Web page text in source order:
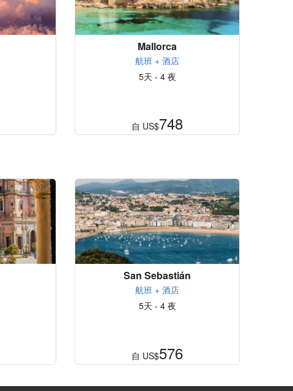
Mallorca
航班 + 酒店
5天 - 4 夜
自 US$748
San Sebastián
航班 + 酒店
5天 - 4 夜
自 US$576